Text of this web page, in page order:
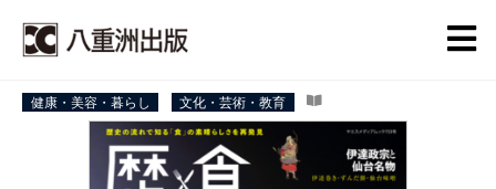
健康・美容・暮らし 文化・芸術・教育